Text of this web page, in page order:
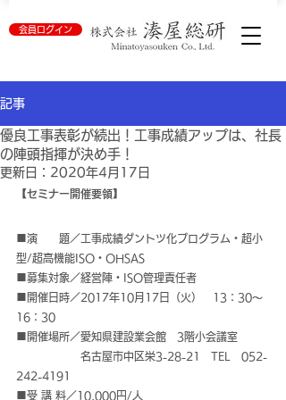
会員ログイン
記事
優良工事表彰が続出！工事成績アップは、社長
の陣頭指揮が決め手！
更新日： 2020年4月17日
【セミナー開催要領】
■演　　題／工事成績ダントツ化プログラム・超小
型/超高機能ISO・OHSAS
■募集対象／経営陣・ISO管理責任者
■開催日時／2017年10月17日（火）　13：30～
16：30
■開催場所／愛知県建設業会館　3階小会議室
名古屋市中区栄3-28-21　TEL　052-
242-4191
■受 講 料／10,000円/人